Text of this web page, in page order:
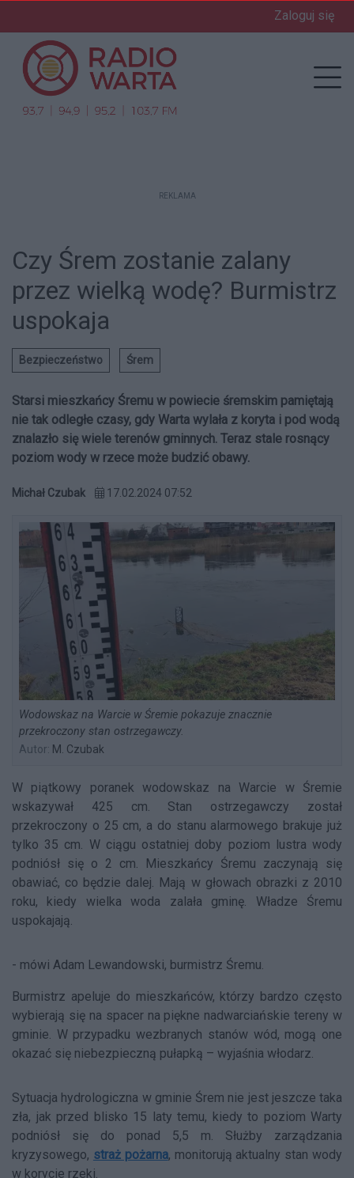
Zaloguj się
REKLAMA
Czy Śrem zostanie zalany
przez wielką wodę? Burmistrz
uspokaja
Bezpieczeństwo Śrem
Starsi mieszkańcy Śremu w powiecie śremskim pamiętają
nie tak odległe czasy, gdy Warta wylała z koryta i pod wodą
znalazło się wiele terenów gminnych. Teraz stale rosnący
poziom wody w rzece może budzić obawy.
Michał Czubak 17.02.2024 07:52
Wodowskaz na Warcie w Śremie pokazuje znacznie
przekroczony stan ostrzegawczy.
Autor: M. Czubak
W piątkowy poranek wodowskaz na Warcie w Śremie
wskazywał 425 cm. Stan ostrzegawczy został
przekroczony o 25 cm, a do stanu alarmowego brakuje już
tylko 35 cm. W ciągu ostatniej doby poziom lustra wody
podniósł się o 2 cm. Mieszkańcy Śremu zaczynają się
obawiać, co będzie dalej. Mają w głowach obrazki z 2010
roku, kiedy wielka woda zalała gminę. Władze Śremu
uspokajają.
- mówi Adam Lewandowski, burmistrz Śremu.
Burmistrz apeluje do mieszkańców, którzy bardzo często
wybierają się na spacer na piękne nadwarciańskie tereny w
gminie. W przypadku wezbranych stanów wód, mogą one
okazać się niebezpieczną pułapką – wyjaśnia włodarz.
Sytuacja hydrologiczna w gminie Śrem nie jest jeszcze taka
zła, jak przed blisko 15 laty temu, kiedy to poziom Warty
podniósł się do ponad 5,5 m. Służby zarządzania
kryzysowego, straż pożarna, monitorują aktualny stan wody
w korycie rzeki.